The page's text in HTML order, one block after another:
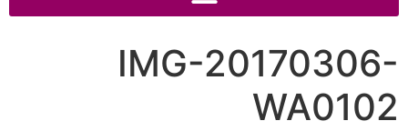
IMG-20170306-
WA0102